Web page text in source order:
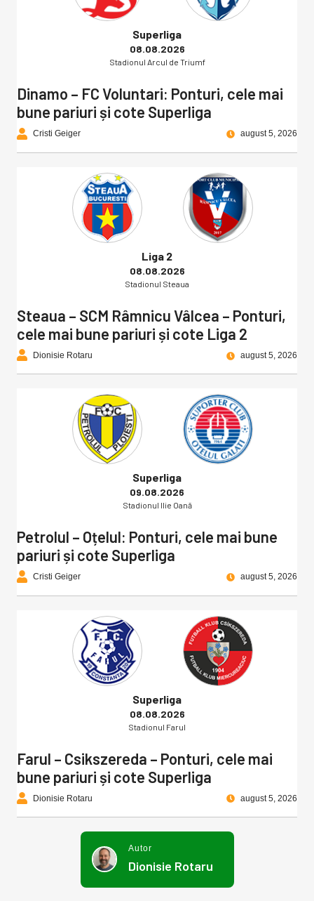
Superliga
08.08.2026
Stadionul Arcul de Triumf
Dinamo – FC Voluntari: Ponturi, cele mai
bune pariuri și cote Superliga
Cristi Geiger august 5, 2026
Liga 2
08.08.2026
Stadionul Steaua
Steaua – SCM Râmnicu Vâlcea – Ponturi,
cele mai bune pariuri și cote Liga 2
Dionisie Rotaru august 5, 2026
Superliga
09.08.2026
Stadionul Ilie Oană
Petrolul – Oțelul: Ponturi, cele mai bune
pariuri și cote Superliga
Cristi Geiger august 5, 2026
Superliga
08.08.2026
Stadionul Farul
Farul – Csikszereda – Ponturi, cele mai
bune pariuri și cote Superliga
Dionisie Rotaru august 5, 2026
Autor
Dionisie Rotaru